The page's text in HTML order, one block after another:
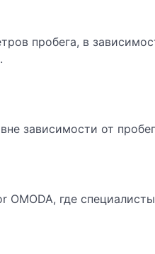
пробега, в
зависимости от
где